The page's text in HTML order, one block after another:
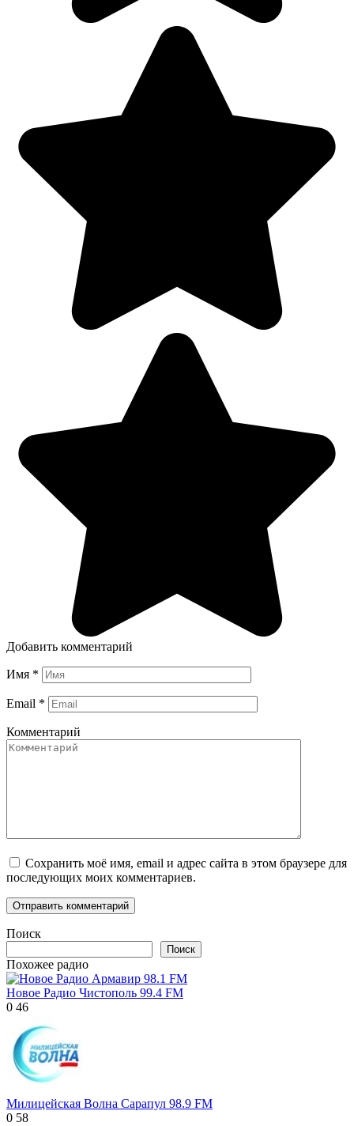
Добавить комментарий
Имя *
Email *
Комментарий
Сохранить моё имя, email и адрес сайта в этом браузере для
последующих моих комментариев.
Поиск
Поиск
Похожее радио
Новое Радио Чистополь 99.4 FM
0 46
Милицейская Волна Сарапул 98.9 FM
0 58